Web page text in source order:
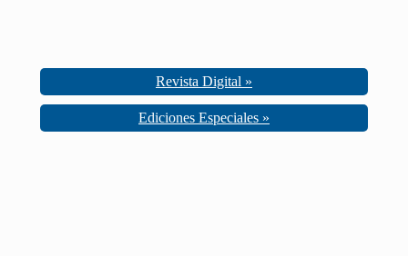
Revista Digital »
Ediciones Especiales »